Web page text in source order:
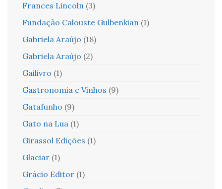
Frances Lincoln (3)
Fundação Calouste Gulbenkian (1)
Gabriela Araújo (18)
Gabriela Araújo (2)
Gailivro (1)
Gastronomia e Vinhos (9)
Gatafunho (9)
Gato na Lua (1)
Girassol Edições (1)
Glaciar (1)
Grácio Editor (1)